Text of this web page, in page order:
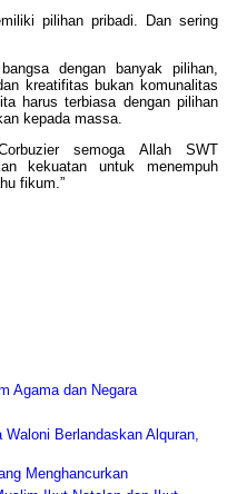
pilihan pribadi. Dan sering
dengan banyak pilihan,
kreatifitas bukan komunalitas
harus terbiasa dengan pilihan
kepada massa.
semoga Allah SWT
kekuatan untuk menempuh
fikum.”
Agama dan Negara
Berlandaskan Alquran,
Menghancurkan